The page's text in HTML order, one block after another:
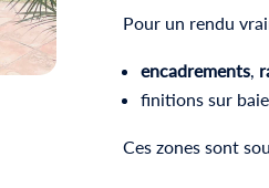
Pour un rendu
encadrements,
finitions sur
Ces zones sont